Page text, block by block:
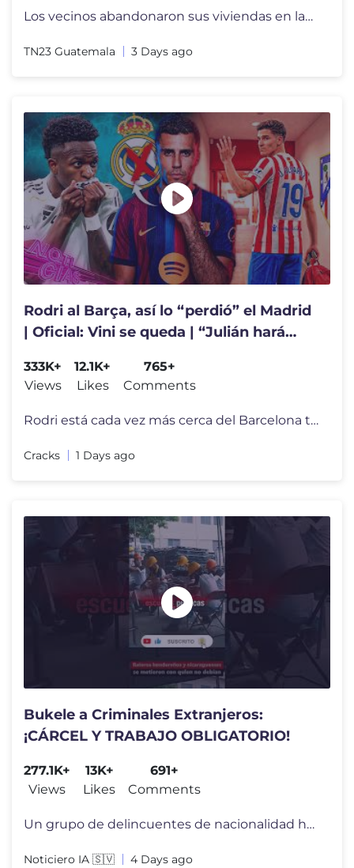
Los vecinos abandonaron sus viviendas en las faldas del coloso tras ex
TN23 Guatemala 3 Days ago
Rodri al Barça, así lo “perdió” el Madrid
| Oficial: Vini se queda | “Julián hará
333K+
Views
12.1K+
Likes
765+
Comments
Rodri está cada vez más cerca del Barcelona tras dar el "sí" al pro
Cracks 1 Days ago
Bukele a Criminales Extranjeros:
¡CÁRCEL Y TRABAJO OBLIGATORIO!
277.1K+
Views
13K+
Likes
691+
Comments
Un grupo de delincuentes de nacionalidad hondureña y nicaragüense qu
Noticiero IA 🇸🇻 4 Days ago